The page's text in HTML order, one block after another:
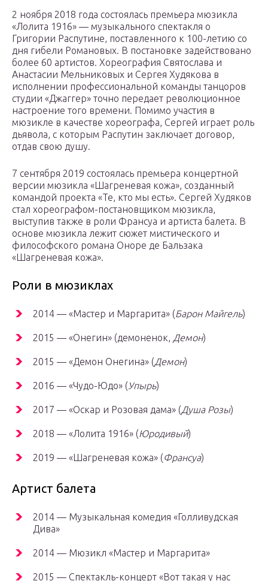
2 ноября 2018 года состоялась премьера мюзикла
«Лолита 1916» — музыкального спектакля о
Григории Распутине, поставленного к 100-летию со
дня гибели Романовых. В постановке задействовано
более 60 артистов. Хореография Святослава и
Анастасии Мельниковых и Сергея Худякова в
исполнении профессиональной команды танцоров
студии «Джаггер» точно передает революционное
настроение того времени. Помимо участия в
мюзикле в качестве хореографа, Сергей играет роль
дьявола, с которым Распутин заключает договор,
отдав свою душу.
7 сентября 2019 состоялась премьера концертной
версии мюзикла «Шагреневая кожа», созданный
командой проекта «Те, кто мы есть». Сергей Худяков
стал хореографом-постановщиком мюзикла,
выступив также в роли Франсуа и артиста балета. В
основе мюзикла лежит сюжет мистического и
философского романа Оноре де Бальзака
«Шагреневая кожа».
Роли в мюзиклах
2014 — «Мастер и Маргарита» (Барон Майгель)
2015 — «Онегин» (демоненок, Демон)
2015 — «Демон Онегина» (Демон)
2016 — «Чудо-Юдо» (Упырь)
2017 — «Оскар и Розовая дама» (Душа Розы)
2018 — «Лолита 1916» (Юродивый)
2019 — «Шагреневая кожа» (Франсуа)
Артист балета
2014 — Музыкальная комедия «Голливудская
Дива»
2014 — Мюзикл «Мастер и Маргарита»
2015 — Спектакль-концерт «Вот такая у нас